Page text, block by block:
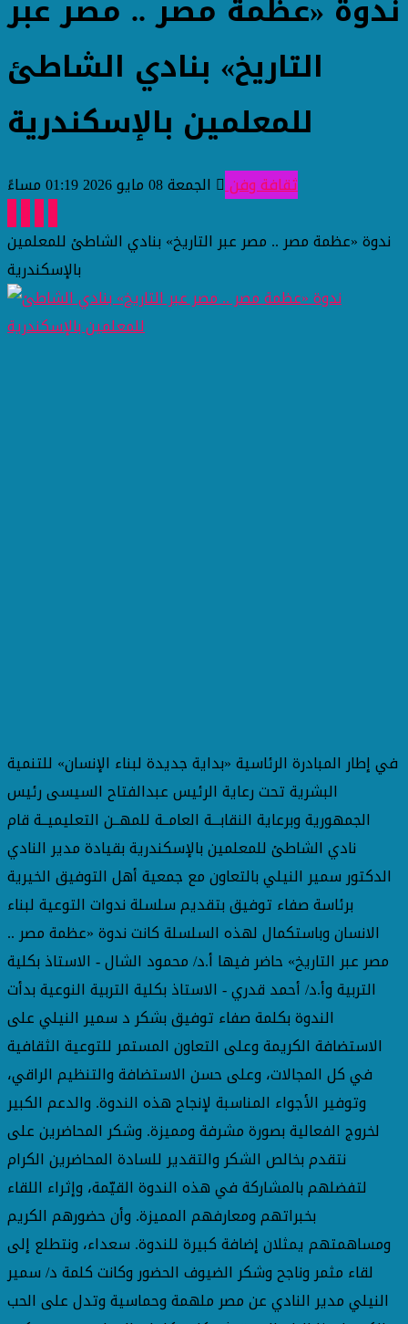
ندوة «عظمة مصر .. مصر عبر
التاريخ» بنادي الشاطئ
للمعلمين بالإسكندرية
ثقافة وفن الجمعة 08 مايو 2026 01:19 مساءً
ندوة «عظمة مصر .. مصر عبر التاريخ» بنادي الشاطئ للمعلمين
بالإسكندرية
في إطار المبادرة الرئاسية «بداية جديدة لبناء الإنسان» للتنمية
البشرية تحت رعاية الرئيس عبدالفتاح السيسى رئيس
الجمهورية وبرعاية النقابـــة العامــة للمهــن التعليميــة قام
نادي الشاطئ للمعلمين بالإسكندرية بقيادة مدير النادي
الدكتور سمير النيلي بالتعاون مع جمعية أهل التوفيق الخيرية
برئاسة صفاء توفيق بتقديم سلسلة ندوات التوعية لبناء
الانسان وباستكمال لهذه السلسلة كانت ندوة «عظمة مصر ..
مصر عبر التاريخ» حاضر فيها أ.د/ محمود الشال - الاستاذ بكلية
التربية وأ.د/ أحمد قدري - الاستاذ بكلية التربية النوعية بدأت
الندوة بكلمة صفاء توفيق بشكر د سمير النيلي على
الاستضافة الكريمة وعلى التعاون المستمر للتوعية الثقافية
في كل المجالات، وعلى حسن الاستضافة والتنظيم الراقي،
وتوفير الأجواء المناسبة لإنجاح هذه الندوة. والدعم الكبير
لخروج الفعالية بصورة مشرفة ومميزة. وشكر المحاضرين على
نتقدم بخالص الشكر والتقدير للسادة المحاضرين الكرام
لتفضلهم بالمشاركة في هذه الندوة القيّمة، وإثراء اللقاء
بخبراتهم ومعارفهم المميزة. وأن حضورهم الكريم
ومساهمتهم يمثلان إضافة كبيرة للندوة. سعداء، ونتطلع إلى
لقاء مثمر وناجح وشكر الضيوف الحضور وكانت كلمة د/ سمير
النيلي مدير النادي عن مصر ملهمة وحماسية وتدل على الحب